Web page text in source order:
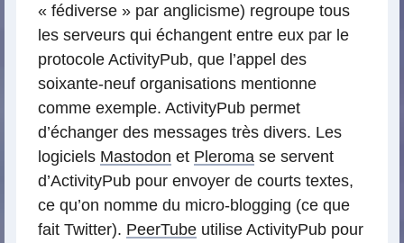
« fédiverse » par anglicisme) regroupe tous
les serveurs qui échangent entre eux par le
protocole ActivityPub, que l’appel des
soixante-neuf organisations mentionne
comme exemple. ActivityPub permet
d’échanger des messages très divers. Les
logiciels Mastodon et Pleroma se servent
d’ActivityPub pour envoyer de courts textes,
ce qu’on nomme du micro-blogging (ce que
fait Twitter). PeerTube utilise ActivityPub pour